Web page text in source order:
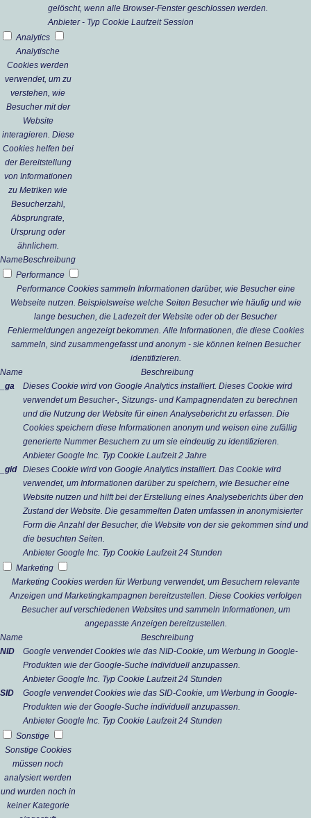
gelöscht, wenn alle Browser-Fenster geschlossen werden.
Anbieter - Typ Cookie Laufzeit Session
Analytics
Analytische
Cookies werden
verwendet, um zu
verstehen, wie
Besucher mit der
Website
interagieren. Diese
Cookies helfen bei
der Bereitstellung
von Informationen
zu Metriken wie
Besucherzahl,
Absprungrate,
Ursprung oder
ähnlichem.
NameBeschreibung
Performance
Performance Cookies sammeln Informationen darüber, wie Besucher eine
Webseite nutzen. Beispielsweise welche Seiten Besucher wie häufig und wie
lange besuchen, die Ladezeit der Website oder ob der Besucher
Fehlermeldungen angezeigt bekommen. Alle Informationen, die diese Cookies
sammeln, sind zusammengefasst und anonym - sie können keinen Besucher
identifizieren.
Name
Beschreibung
_ga
Dieses Cookie wird von Google Analytics installiert. Dieses Cookie wird
verwendet um Besucher-, Sitzungs- und Kampagnendaten zu berechnen
und die Nutzung der Website für einen Analysebericht zu erfassen. Die
Cookies speichern diese Informationen anonym und weisen eine zufällig
generierte Nummer Besuchern zu um sie eindeutig zu identifizieren.
Anbieter Google Inc. Typ Cookie Laufzeit 2 Jahre
_gid
Dieses Cookie wird von Google Analytics installiert. Das Cookie wird
verwendet, um Informationen darüber zu speichern, wie Besucher eine
Website nutzen und hilft bei der Erstellung eines Analyseberichts über den
Zustand der Website. Die gesammelten Daten umfassen in anonymisierter
Form die Anzahl der Besucher, die Website von der sie gekommen sind und
die besuchten Seiten.
Anbieter Google Inc. Typ Cookie Laufzeit 24 Stunden
Marketing
Marketing Cookies werden für Werbung verwendet, um Besuchern relevante
Anzeigen und Marketingkampagnen bereitzustellen. Diese Cookies verfolgen
Besucher auf verschiedenen Websites und sammeln Informationen, um
angepasste Anzeigen bereitzustellen.
Name
Beschreibung
NID
Google verwendet Cookies wie das NID-Cookie, um Werbung in Google-
Produkten wie der Google-Suche individuell anzupassen.
Anbieter Google Inc. Typ Cookie Laufzeit 24 Stunden
SID
Google verwendet Cookies wie das SID-Cookie, um Werbung in Google-
Produkten wie der Google-Suche individuell anzupassen.
Anbieter Google Inc. Typ Cookie Laufzeit 24 Stunden
Sonstige
Sonstige Cookies
müssen noch
analysiert werden
und wurden noch in
keiner Kategorie